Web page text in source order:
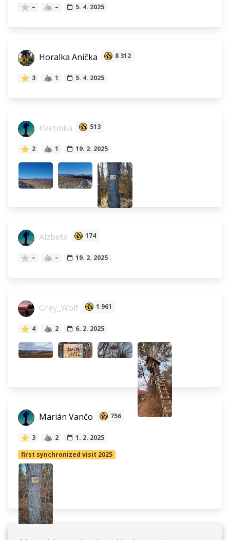
– – 5. 4. 2025
Horalka Anička 8 312
3 1 5. 4. 2025
Kvetinka 513
2 1 19. 2. 2025
Alzbeta 174
– – 19. 2. 2025
Grey_Wolf 1 961
4 2 6. 2. 2025
Marián Vančo 756
3 2
1. 2. 2025
first synchronized visit 2025